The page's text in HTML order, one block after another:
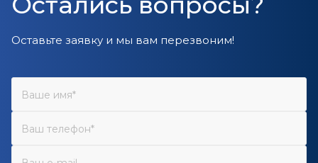
Оставьте заявку и мы вам перезвоним!